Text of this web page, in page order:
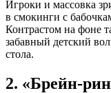
Игроки и массовка
в смокинги с
Контрастом на фоне
забавный детский
стола.
2. «Брейн-